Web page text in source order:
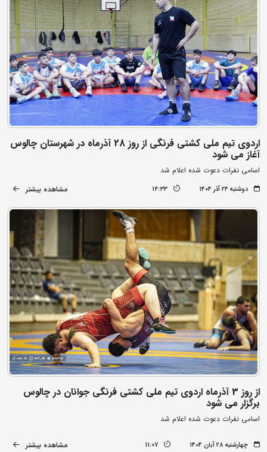
اردوی تیم ملی کشتی فرنگی از روز 28 آذرماه در شهرستان چالوس
آغاز می شود
اسامی نفرات دعوت شده اعلام شد
دوشنبه ۲۴ آذر ۱۴۰۴ 14:33 مشاهده بیشتر
از روز 3 آذرماه اردوی تیم ملی کشتی فرنگی جوانان در چالوس
برگزار می شود
اسامی نفرات دعوت شده اعلام شد
چهارشنبه ۲۸ آبان ۱۴۰۴ 11:07 مشاهده بیشتر